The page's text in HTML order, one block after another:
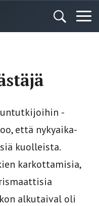
että nyky­aika­
kuolleista.
karkottamisia,
alkutaival oli